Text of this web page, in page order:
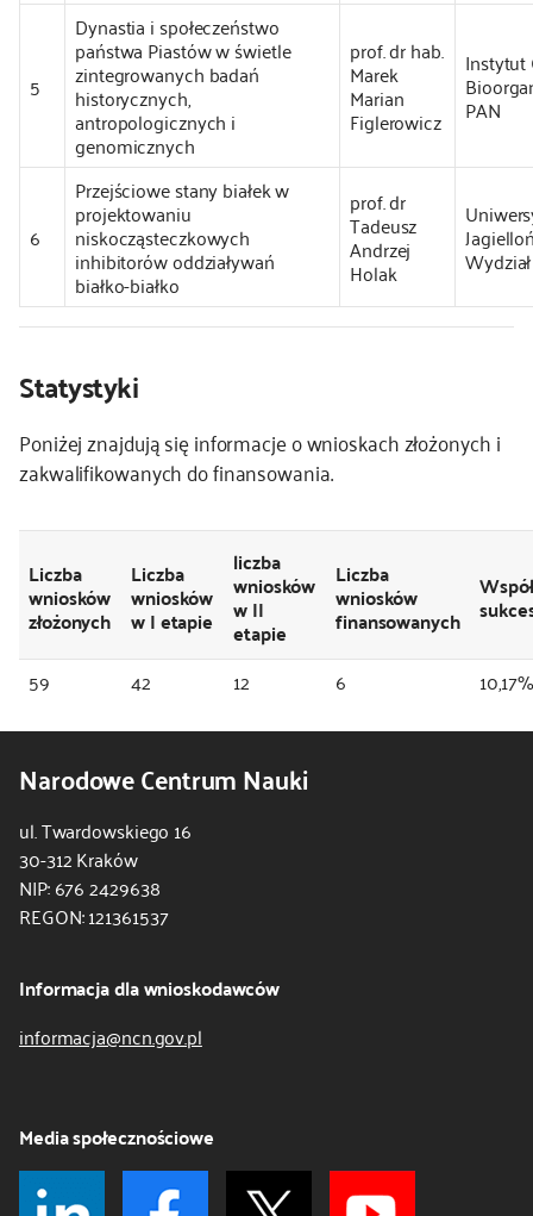
5
Dynastia i społeczeństwo
państwa Piastów w świetle
zintegrowanych badań
historycznych,
antropologicznych i
genomicznych
prof. dr hab.
Marek
Marian
Figlerowicz
Instytut
PAN
6
Przejściowe stany białek w
projektowaniu
niskocząsteczkowych
inhibitorów oddziaływań
białko-białko
prof. dr
Tadeusz
Andrzej
Holak
Statystyki
Poniżej znajdują się informacje o wnioskach złożonych i
zakwalifikowanych do finansowania.
Liczba
wniosków
złożonych
Liczba
wniosków
w I etapie
liczba
wniosków
w II
etapie
Liczba
wniosków
finansowanych
59 42 12 6 10,17%
Narodowe Centrum Nauki
ul. Twardowskiego 16
30-312 Kraków
NIP: 676 2429638
REGON: 121361537
Informacja dla wnioskodawców
informacja@ncn.gov.pl
Media społecznościowe